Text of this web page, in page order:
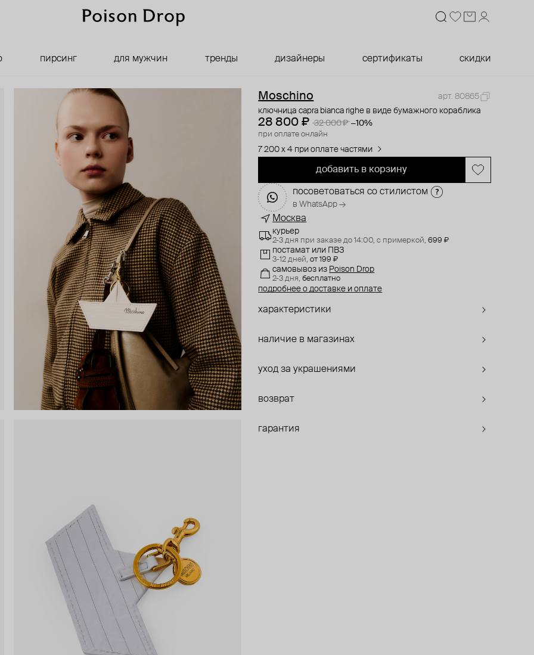
пирсинг для мужчин тренды дизайнеры сертификаты скидки
Moschino
арт. 80865
ключница capra bianca righe в виде бумажного кораблика
28 800 ₽ 32 000 ₽ −10%
при оплате онлайн
7 200 x 4 при оплате частями
добавить в корзину
посоветоваться со стилистом
в WhatsApp →
Москва
курьер
2-3 дня при заказе до 14:00,с примеркой, 699 ₽
постамат или ПВЗ
3-12 дней,от 199 ₽
самовывоз из Poison Drop
2-3 дня,бесплатно
подробнее о доставке и оплате
характеристики
наличие в магазинах
уход за украшениями
возврат
гарантия